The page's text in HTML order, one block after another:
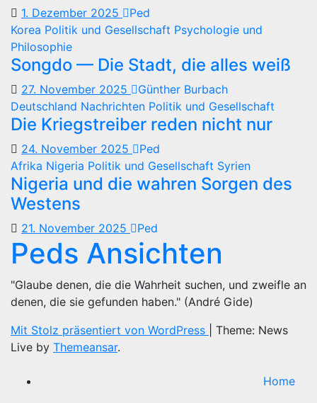
1. Dezember 2025
Ped
Korea Politik und Gesellschaft Psychologie und
Philosophie
Songdo — Die Stadt, die alles weiß
27. November 2025
Günther Burbach
Deutschland Nachrichten Politik und Gesellschaft
Die Kriegstreiber reden nicht nur
24. November 2025
Ped
Afrika Nigeria Politik und Gesellschaft Syrien
Nigeria und die wahren Sorgen des
Westens
21. November 2025 Ped
Peds Ansichten
"Glaube denen, die die Wahrheit suchen, und zweifle an
denen, die sie gefunden haben." (André Gide)
Mit Stolz präsentiert von WordPress
Theme: News
Live by Themeansar.
Home